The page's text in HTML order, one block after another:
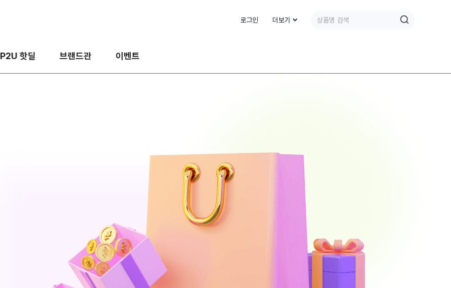
로그인 더보기
P2U 핫딜 브랜드관 이벤트